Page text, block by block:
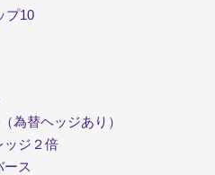
プ10
為替ヘッジあり）
ッジ２倍
ース